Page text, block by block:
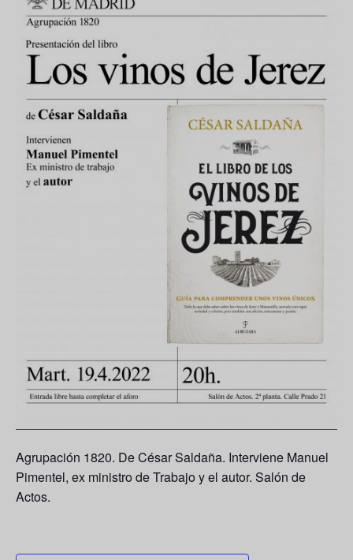
Agrupación 1820. DeCésar Saldaña. Interviene Manuel
Pimentel, ex ministro de Trabajo y el autor. Salón de
Actos.